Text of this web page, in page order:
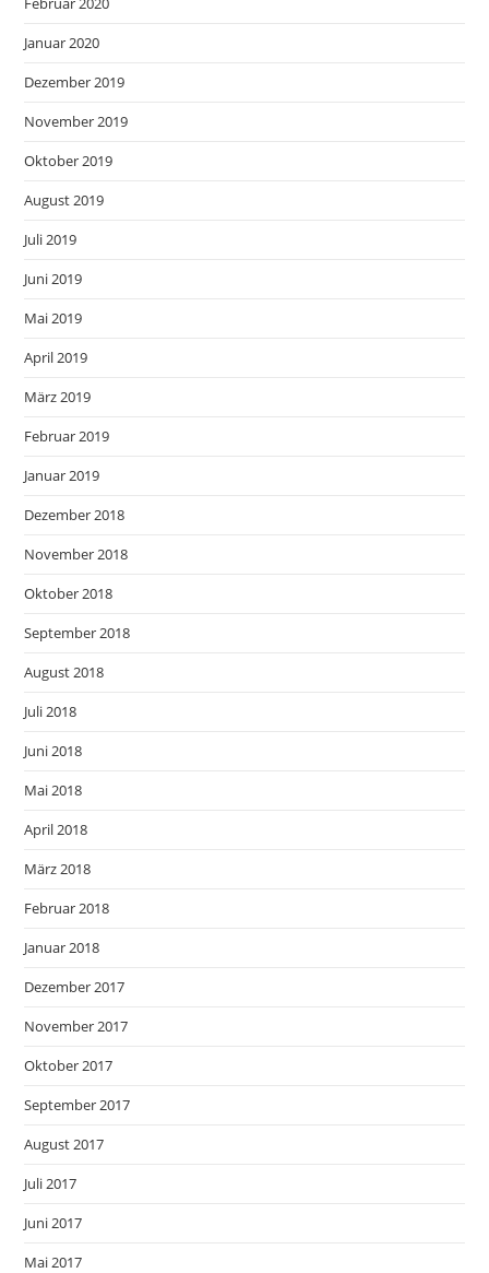
Januar 2020
Dezember 2019
November 2019
Oktober 2019
August 2019
Juli 2019
Juni 2019
Mai 2019
April 2019
März 2019
Februar 2019
Januar 2019
Dezember 2018
November 2018
Oktober 2018
September 2018
August 2018
Juli 2018
Juni 2018
Mai 2018
April 2018
März 2018
Februar 2018
Januar 2018
Dezember 2017
November 2017
Oktober 2017
September 2017
August 2017
Juli 2017
Juni 2017
Mai 2017